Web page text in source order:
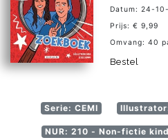
Datum: 24-
Prijs: € 9,99
Omvang: 40
Bestel
Serie: CEMI
NUR: 210 - Non-fictie